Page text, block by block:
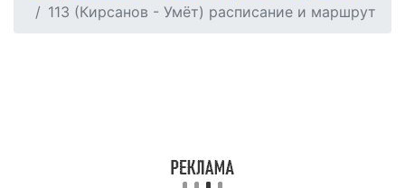
113 (Кирсанов - Умёт) расписание и маршрут